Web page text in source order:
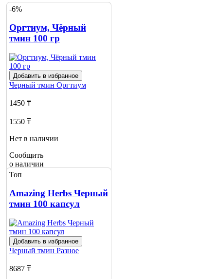
-6%
Оргтиум, Чёрный
тмин 100 гр
Добавить в избранное
Черный тмин Оргтиум
1450 ₸
1550 ₸
Нет в наличии
Сообщить
о наличии
Топ
Amazing Herbs Черный
тмин 100 капсул
Добавить в избранное
Черный тмин Разное
8687 ₸